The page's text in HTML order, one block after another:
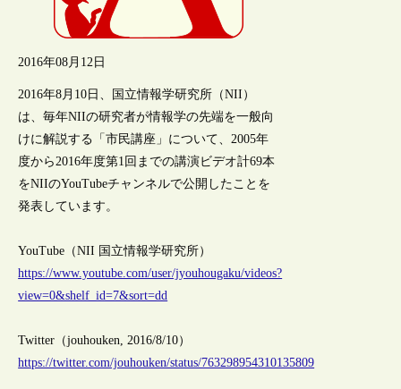
2016年08月12日
2016年8月10日、国立情報学研究所（NII）
は、毎年NIIの研究者が情報学の先端を一般向
けに解説する「市民講座」について、2005年
度から2016年度第1回までの講演ビデオ計69本
をNIIのYouTubeチャンネルで公開したことを
発表しています。
YouTube（NII 国立情報学研究所）
https://www.youtube.com/user/jyouhougaku/videos?
view=0&shelf_id=7&sort=dd
Twitter（jouhouken, 2016/8/10）
https://twitter.com/jouhouken/status/763298954310135809